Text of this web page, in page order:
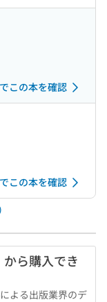
この本を確認
この本を確認
から購入でき
よる出版業界のデ